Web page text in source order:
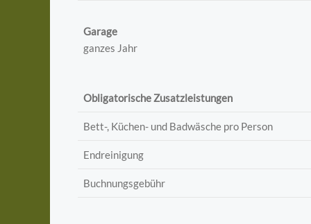
Garage
ganzes Jahr
Obligatorische Zusatzleistungen
Bett-, Küchen- und Badwäsche pro Person
Endreinigung
Buchnungsgebühr